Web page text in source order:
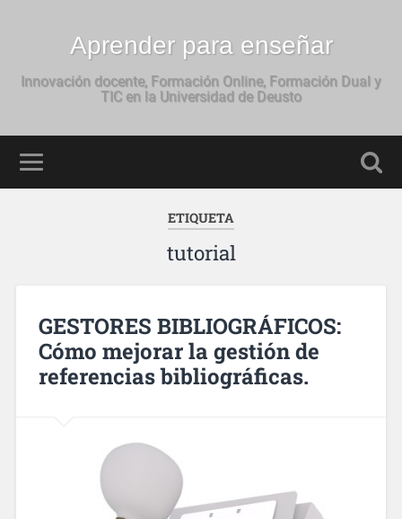
Aprender para enseñar
Innovación docente, Formación Online, Formación Dual y
TIC en la Universidad de Deusto
ETIQUETA
tutorial
GESTORES BIBLIOGRÁFICOS:
Cómo mejorar la gestión de
referencias bibliográficas.